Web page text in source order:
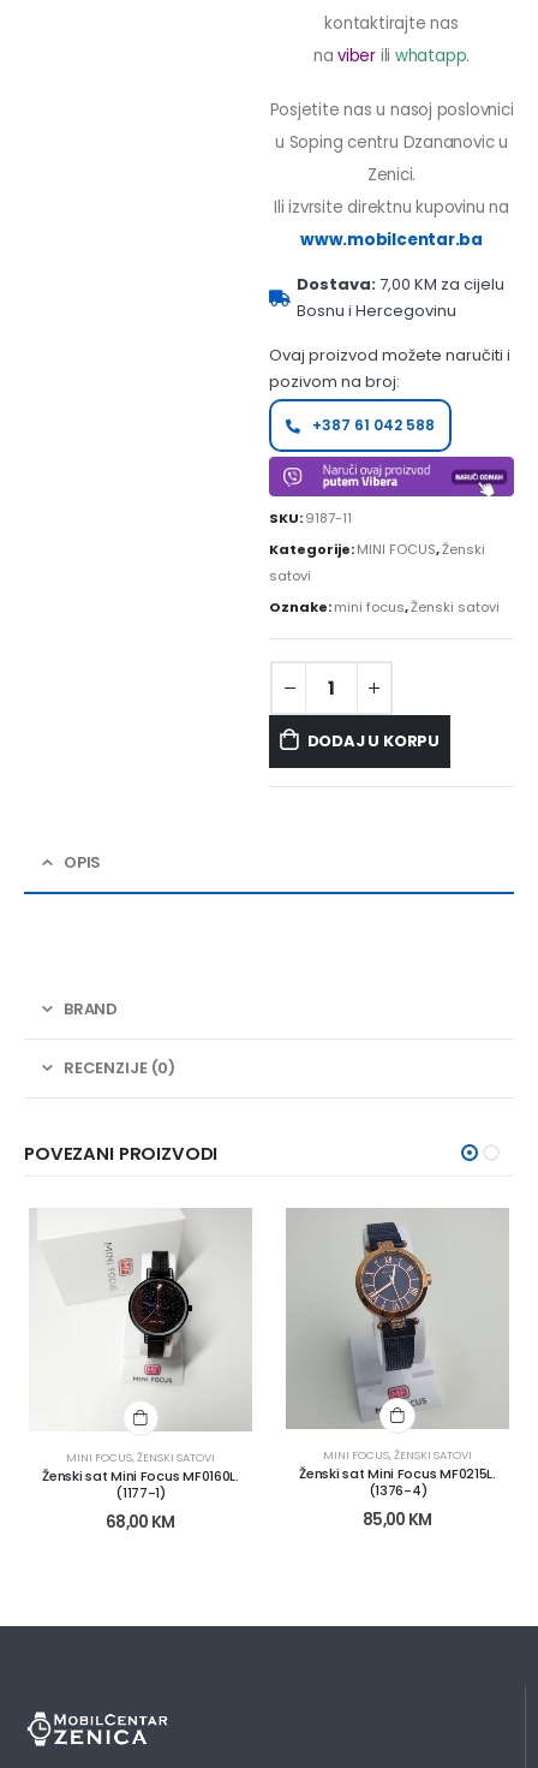
kontaktirajte nas
naviber ili whatapp.
Posjetite nas u nasoj poslovnici
u Soping centru Dzananovic u
Zenici.
Ili izvrsite direktnu kupovinu na
www.mobilcentar.ba
Dostava:7,00 KM za cijelu
Bosnu i Hercegovinu
Ovaj proizvod možete naručiti i
pozivom na broj:
+387 61 042 588
SKU:9187-11
Kategorije:MINI FOCUS,Ženski
satovi
Oznake:mini focus,Ženski satovi
DODAJ U KORPU
OPIS
BRAND
RECENZIJE (0)
POVEZANI PROIZVODI
MINI FOCUS,ŽENSKI SATOVI
Ženski sat Mini Focus MF0160L.
(1177-1)
68,00 KM
MINI FOCUS,ŽENSKI SATOVI
Ženski sat Mini Focus MF0215L.
(1376-4)
85,00 KM